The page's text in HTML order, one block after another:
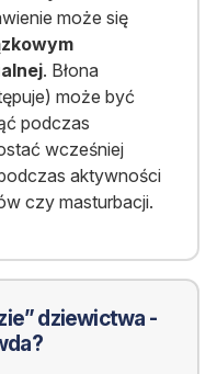
może się
. Błona
może być
podczas
wcześniej
aktywności
czy masturbacji.
dziewictwa -